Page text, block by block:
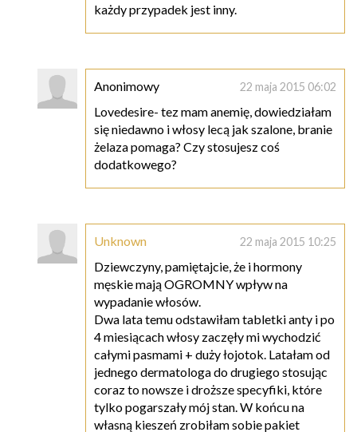
każdy przypadek jest inny.
Anonimowy 22 maja 2015 06:02
Lovedesire- tez mam anemię, dowiedziałam
się niedawno i włosy lecą jak szalone, branie
żelaza pomaga? Czy stosujesz coś
dodatkowego?
Unknown 22 maja 2015 10:25
Dziewczyny, pamiętajcie, że i hormony
męskie mają OGROMNY wpływ na
wypadanie włosów.
Dwa lata temu odstawiłam tabletki anty i po
4 miesiącach włosy zaczęły mi wychodzić
całymi pasmami + duży łojotok. Latałam od
jednego dermatologa do drugiego stosując
coraz to nowsze i droższe specyfiki, które
tylko pogarszały mój stan. W końcu na
własną kieszeń zrobiłam sobie pakiet